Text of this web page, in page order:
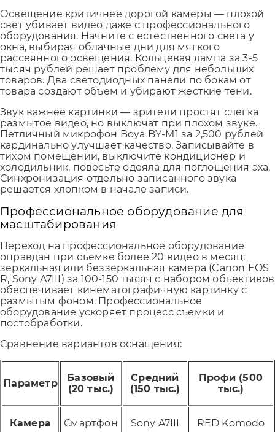
Освещение критичнее дорогой камеры — плохой
свет убивает видео даже с профессионального
оборудования. Начните с естественного света у
окна, выбирая облачные дни для мягкого
рассеянного освещения. Кольцевая лампа за 3-5
тысяч рублей решает проблему для небольших
товаров. Два светодиодных панели по бокам от
товара создают объем и убирают жесткие тени.
Звук важнее картинки — зрители простят слегка
размытое видео, но выключат при плохом звуке.
Петличный микрофон Boya BY-M1 за 2,500 рублей
кардинально улучшает качество. Записывайте в
тихом помещении, выключите кондиционер и
холодильник, повесьте одеяла для поглощения эха.
Синхронизация отдельно записанного звука
решается хлопком в начале записи.
Профессиональное оборудование для
масштабирования
Переход на профессиональное оборудование
оправдан при съемке более 20 видео в месяц:
зеркальная или беззеркальная камера (Canon EOS
R, Sony A7III) за 100-150 тысяч с набором объективов
обеспечивает кинематографичную картинку с
размытым фоном. Профессиональное
оборудование ускоряет процесс съемки и
постобработки.
Сравнение вариантов оснащения:
Параметр
Базовый
(20 тыс.)
Средний
(150 тыс.)
Профи (500
тыс.)
Камера Смартфон Sony A7III RED Komodo